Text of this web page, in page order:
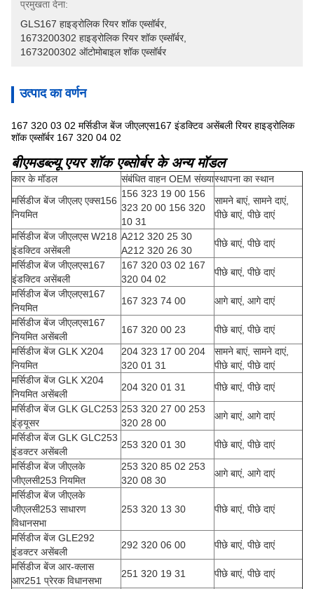
प्रमुखता देना:
GLS167 हाइड्रोलिक रियर शॉक एब्सॉर्बर,
1673200302 हाइड्रोलिक रियर शॉक एब्सॉर्बर,
1673200302 ऑटोमोबाइल शॉक एब्सॉर्बर
उत्पाद का वर्णन
167 320 03 02 मर्सिडीज बेंज जीएलएस167 इंडक्टिव असेंबली रियर हाइड्रोलिक
शॉक एब्सॉर्बर 167 320 04 02
बीएमडब्ल्यू एयर शॉक एब्सोर्बर के अन्य मॉडल
कार के मॉडल संबंधित वाहन OEM संख्यास्थापना का स्थान
मर्सिडीज बेंज जीएलए एक्स156
नियमित
156 323 19 00 156
323 20 00 156 320
10 31
सामने बाएं, सामने दाएं,
पीछे बाएं, पीछे दाएं
मर्सिडीज बेंज जीएलएस W218
इंडक्टिव असेंबली
A212 320 25 30
A212 320 26 30
पीछे बाएं, पीछे दाएं
मर्सिडीज बेंज जीएलएस167
इंडक्टिव असेंबली
167 320 03 02 167
320 04 02
पीछे बाएं, पीछे दाएं
मर्सिडीज बेंज जीएलएस167
नियमित
167 323 74 00
आगे बाएं, आगे दाएं
मर्सिडीज बेंज जीएलएस167
नियमित असेंबली
167 320 00 23
पीछे बाएं, पीछे दाएं
मर्सिडीज बेंज GLK X204
नियमित
204 323 17 00 204
320 01 31
सामने बाएं, सामने दाएं,
पीछे बाएं, पीछे दाएं
मर्सिडीज बेंज GLK X204
नियमित असेंबली
204 320 01 31
पीछे बाएं, पीछे दाएं
मर्सिडीज बेंज GLK GLC253
इंड्यूसर
253 320 27 00 253
320 28 00
आगे बाएं, आगे दाएं
मर्सिडीज बेंज GLK GLC253
इंडक्टर असेंबली
253 320 01 30
पीछे बाएं, पीछे दाएं
मर्सिडीज बेंज जीएलके
जीएलसी253 नियमित
253 320 85 02 253
320 08 30
आगे बाएं, आगे दाएं
मर्सिडीज बेंज जीएलके
जीएलसी253 साधारण
विधानसभा
253 320 13 30 पीछे बाएं, पीछे दाएं
मर्सिडीज बेंज GLE292
इंडक्टर असेंबली
292 320 06 00
पीछे बाएं, पीछे दाएं
मर्सिडीज बेंज आर-क्लास
आर251 प्रेरक विधानसभा
251 320 19 31
पीछे बाएं, पीछे दाएं